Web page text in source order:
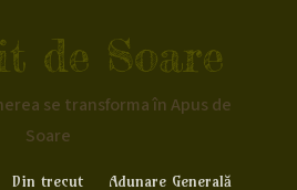
de Soare
se transforma în Apus de
Soare
Din trecut
Adunare Generală